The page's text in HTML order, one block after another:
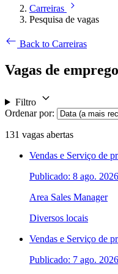
Carreiras
Pesquisa de vagas
Back to Carreiras
Vagas de emprego
Filtro
Ordenar por:
131 vagas abertas
Vendas e Serviço de
Publicado: 8 ago. 2026
Area Sales Manager
Diversos locais
Vendas e Serviço de
Publicado: 7 ago. 2026